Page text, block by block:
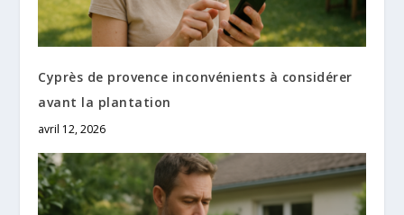
Cyprès de provence inconvénients à considérer
avant la plantation
avril 12, 2026